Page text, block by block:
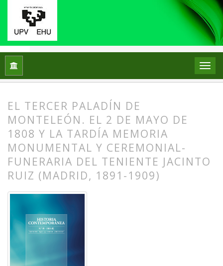
Inicio
EL TERCER PALADÍN DE
MONTELEÓN. EL 2 DE MAYO DE
1808 Y LA TARDÍA MEMORIA
MONUMENTAL Y CEREMONIAL-
FUNERARIA DEL TENIENTE JACINTO
RUIZ (MADRID, 1891-1909)